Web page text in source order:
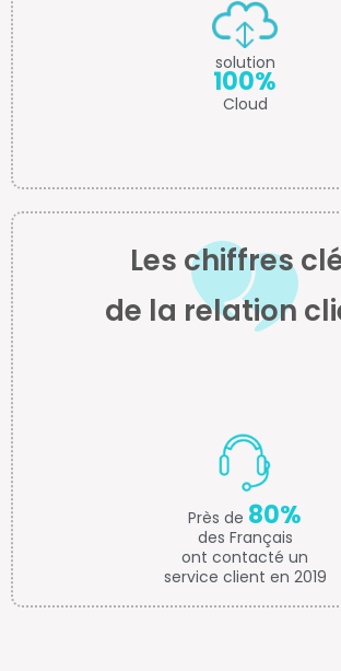
solution
100%
Cloud
Les chiffres
de la relation
Près de 80%
des Français
ont contacté un
service client en 2019